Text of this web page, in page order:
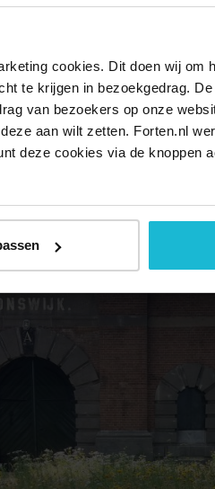
cookies. Dit doen wij om
te krijgen in bezoekgedrag.
van bezoekers op onze
aan wilt zetten. Forten.nl
deze cookies via de knoppen
zoals isolatie van de
van Fort Honswijk tussen
terrein worden afgezet om
vijf open dagen om het publiek